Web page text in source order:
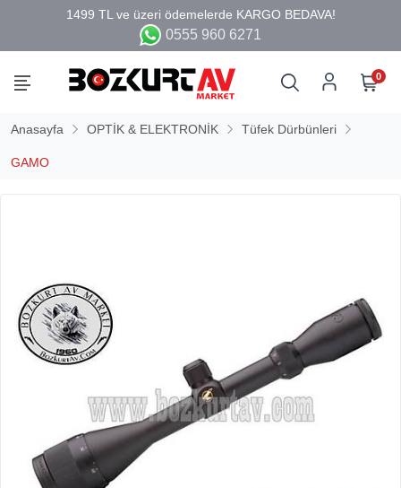
0555 960 6271
0
Anasayfa OPTİK & ELEKTRONİK Tüfek Dürbünleri
GAMO